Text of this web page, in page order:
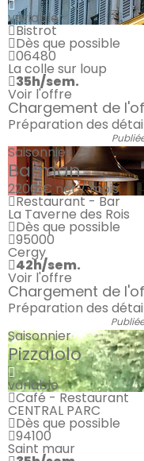
variable
Bistrot
Dès que possible
06480
La colle sur loup
35h/sem.
Voir l'offre
Chargement de
Préparation des
Saisonnier
Barman
2200 € net / mois
Restaurant - Bar
La Taverne des Rois
Dès que possible
95000
Cergy
42h/sem.
Voir l'offre
Chargement de
Préparation des
Saisonnier
Pizzaïolo
variable
Café - Restaurant
CENTRAL PARC
Dès que possible
94100
Saint maur